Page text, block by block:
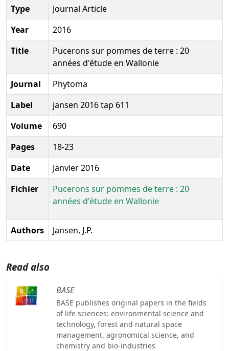
Type
Journal Article
Year
2016
Title
Pucerons sur pommes de terre : 20
années d'étude en Wallonie
Journal
Phytoma
Label
jansen 2016 tap 611
Volume
690
Pages
18-23
Date
Janvier 2016
Fichier
Pucerons sur pommes de terre : 20
années d'étude en Wallonie
Authors Jansen, J.P.
Read also
BASE
BASE publishes original papers in the fields
of life sciences: environmental science and
technology, forest and natural space
management, agronomical science, and
chemistry and bio-industries